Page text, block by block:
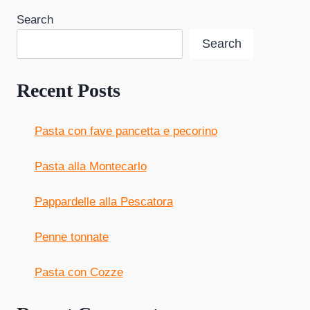
Search
Search
Recent Posts
Pasta con fave pancetta e pecorino
Pasta alla Montecarlo
Pappardelle alla Pescatora
Penne tonnate
Pasta con Cozze